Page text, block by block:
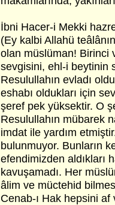
İbni Hacer-i Mekki
(Ey kalbi Allahü
olan müslüman! Birinci
sevgisini, ehl-i beytinin
Resulullahın evladı
eshabı oldukları için
şeref pek yüksektir. O
Resulullahın mübarek
imdat ile yardım
bulunmuyor. Bunların
efendimizden aldıkları
kavuşamadı. Her
âlim ve müctehid
Cenab-ı Hak hepsini